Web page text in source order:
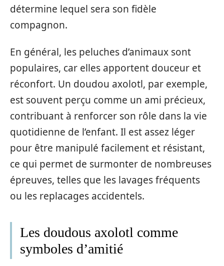
détermine lequel sera son fidèle
compagnon.
En général, les peluches d’animaux sont
populaires, car elles apportent douceur et
réconfort. Un doudou axolotl, par exemple,
est souvent perçu comme un ami précieux,
contribuant à renforcer son rôle dans la vie
quotidienne de l’enfant. Il est assez léger
pour être manipulé facilement et résistant,
ce qui permet de surmonter de nombreuses
épreuves, telles que les lavages fréquents
ou les replacages accidentels.
Les doudous axolotl comme
symboles d’amitié